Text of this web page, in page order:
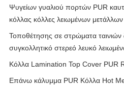
Ψυγείων γυαλιού πορτών PUR
κόλλας κόλλες λειωμένων
Τοποθέτησης σε στρώματα ταινιών
συγκολλητικό στερεό λευκό
Κόλλα Lamination Top Cover PUR
Επάνω κάλυμμα PUR Κόλλα Hot